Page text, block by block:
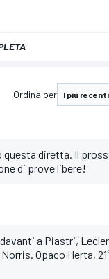
Ordina per
questa diretta. Il
di prove libere!
a Piastri,
Opaco Herta,